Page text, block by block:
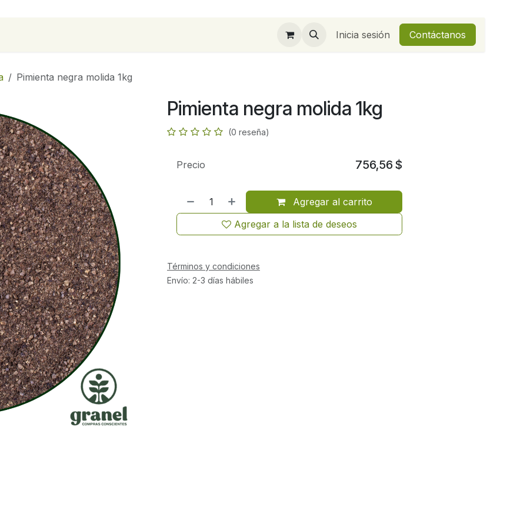
Inicia sesión Contáctanos
Pimienta negra molida 1kg
Pimienta negra molida 1kg
(0 reseña)
Agregar al carrito
Agregar a la lista de deseos
Precio 756,56 $
Términos y condiciones
Envío: 2-3 días hábiles